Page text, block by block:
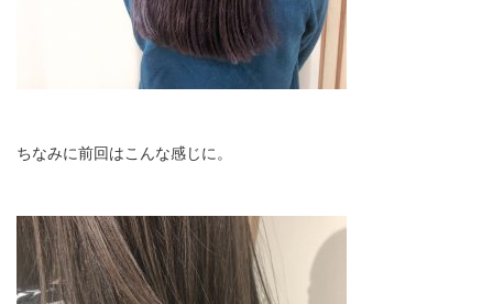
ちなみに前回はこんな感じに。